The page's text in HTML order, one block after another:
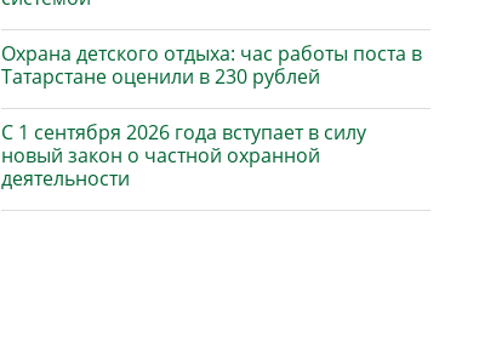
Охрана детского отдыха: час работы поста в
Татарстане оценили в 230 рублей
С 1 сентября 2026 года вступает в силу
новый закон о частной охранной
деятельности